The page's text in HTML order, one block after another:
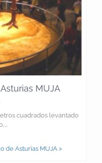
MUJA
cuadrados levantado
de Asturias MUJA >